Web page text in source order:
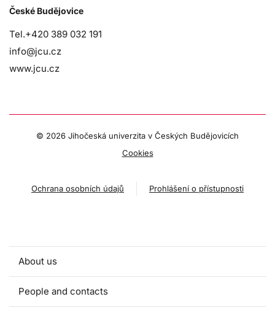
České Budějovice
Tel.+420 389 032 191
info@jcu.cz
www.jcu.cz
© 2026 Jihočeská univerzita v Českých Budějovicích
Cookies
Ochrana osobních údajů Prohlášení o přístupnosti
About us
People and contacts